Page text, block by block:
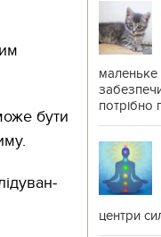
бути
маленьке
потрібно
центри